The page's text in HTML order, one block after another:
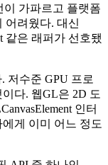
이 가파르고 플랫폼
어려웠다. 대신
같은 래퍼가 선호됐
저수준 GPU 프로
다. 웹GL은 2D 도
인터
게 이미 어느 정도